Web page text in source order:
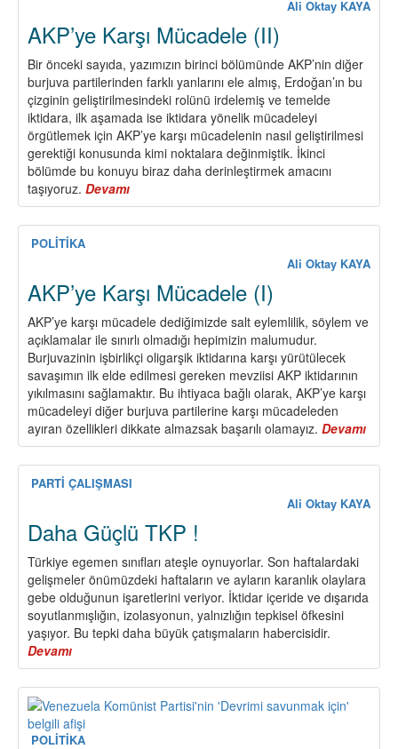
Ali Oktay KAYA
AKP’ye Karşı Mücadele (II)
Bir önceki sayıda, yazımızın birinci bölümünde AKP’nin diğer
burjuva partilerinden farklı yanlarını ele almış, Erdoğan’ın bu
çizginin geliştirilmesindeki rolünü irdelemiş ve temelde
iktidara, ilk aşamada ise iktidara yönelik mücadeleyi
örgütlemek için AKP’ye karşı mücadelenin nasıl geliştirilmesi
gerektiği konusunda kimi noktalara değinmiştik. İkinci
bölümde bu konuyu biraz daha derinleştirmek amacını
taşıyoruz. Devamı
AKP’ye
Karşı
POLİTİKA
Ali Oktay KAYA
AKP’ye Karşı Mücadele (I)
AKP’ye karşı mücadele dediğimizde salt eylemlilik, söylem ve
açıklamalar ile sınırlı olmadığı hepimizin malumudur.
Burjuvazinin işbirlikçi oligarşik iktidarına karşı yürütülecek
savaşımın ilk elde edilmesi gereken mevziisi AKP iktidarının
yıkılmasını sağlamaktır. Bu ihtiyaca bağlı olarak, AKP’ye karşı
mücadeleyi diğer burjuva partilerine karşı mücadeleden
ayıran özellikleri dikkate almazsak başarılı olamayız. Devamı
Karşı
(I)
PARTİ ÇALIŞMASI
Ali Oktay KAYA
Daha Güçlü TKP !
Türkiye egemen sınıfları ateşle oynuyorlar. Son haftalardaki
gelişmeler önümüzdeki haftaların ve ayların karanlık olaylara
gebe olduğunun işaretlerini veriyor. İktidar içeride ve dışarıda
soyutlanmışlığın, izolasyonun, yalnızlığın tepkisel öfkesini
yaşıyor. Bu tepki daha büyük çatışmaların habercisidir.
Devamı
Daha
Güçlü
TKP
!
POLİTİKA